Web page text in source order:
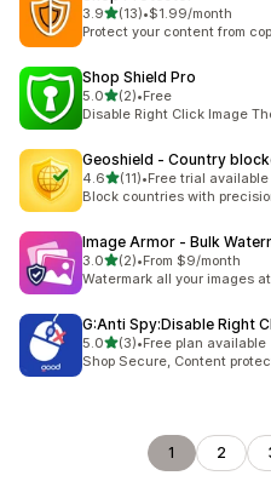
3.9เต็ม 5 ดาว
(13)
ทั้งหมด 13 รีวิว
•$1.99/month
Protect your content from
Shop Shield Pro
5.0เต็ม 5 ดาว
(2)
ทั้งหมด 2 รีวิว
•Free
Disable Right Click Image
Geoshield ‑ Country
4.6เต็ม 5 ดาว
(11)
ทั้งหมด 11 รีวิว
•Free trial available
Block countries with
Image Armor ‑ Bulk
3.0เต็ม 5 ดาว
(2)
ทั้งหมด 2 รีวิว
•From $9/month
Watermark all your images
G:Anti Spy:Disable Right
5.0เต็ม 5 ดาว
(3)
ทั้งหมด 3 รีวิว
•Free plan available
Shop Secure, Content
1 2